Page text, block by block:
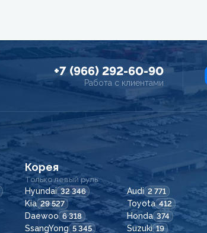
+7 (966) 292-60-90
Работа с клиентами
Корея
Только левый руль
Hyundai 32 346 Audi 2 771
Kia 29 527 Toyota 412
Daewoo 6 318 Honda 374
SsangYong 5 345 Suzuki 19